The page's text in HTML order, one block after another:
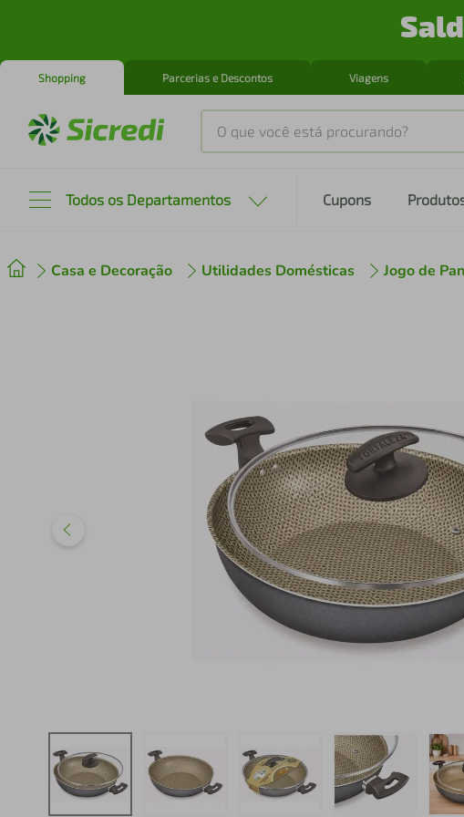
Shopping Parcerias e Descontos Viagens
O que você está procurando?
Todos os Departamentos Cupons
Casa e Decoração Utilidades Domésticas Jogo de
º cafeteira
iphone